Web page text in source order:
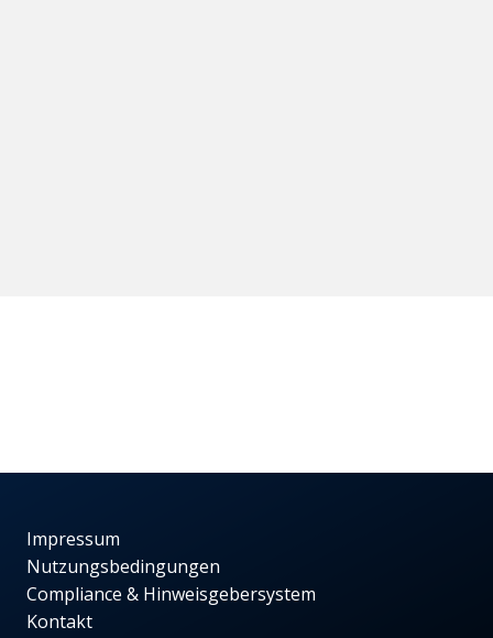
Impressum
Nutzungsbedingungen
Compliance & Hinweisgebersystem
Kontakt